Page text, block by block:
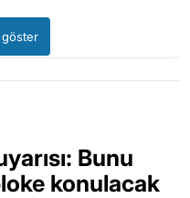
göster
Bunu
konulacak